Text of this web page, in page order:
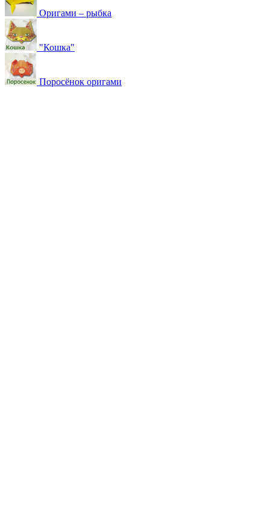
Оригами – рыбка
"Кошка"
Поросёнок оригами